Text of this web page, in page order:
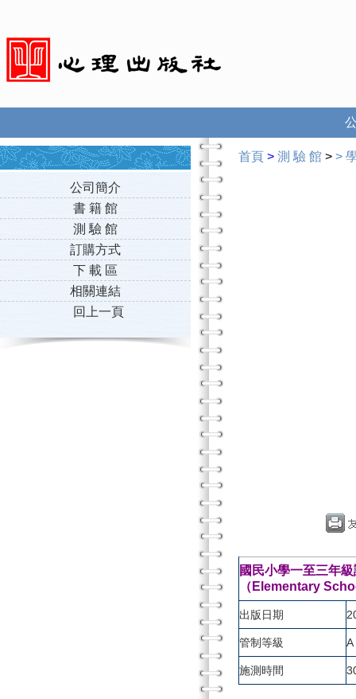
公司簡介
書 籍 館
測 驗 館
訂購方式
下 載 區
相關連結
回上一頁
首頁 > 測 驗 館 > >
國民小學一至三年
（Elementary
出版日期
管制等級 A
施測時間